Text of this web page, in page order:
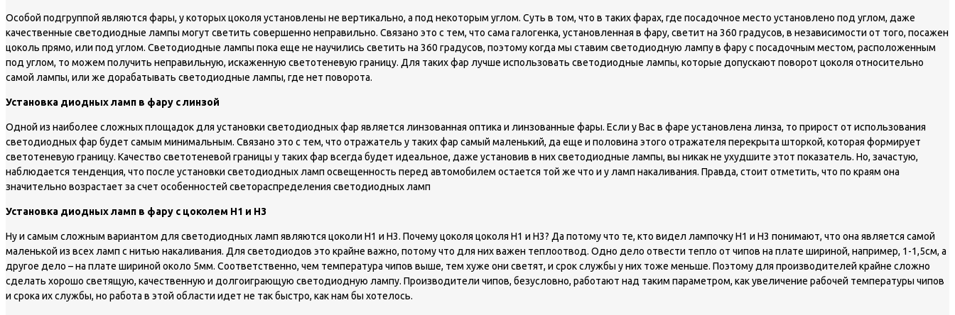
Особой подгруппой являются фары, у которых цоколя установлены не вертикально, а под некоторым углом. Суть в том, что в таких фарах, где посадочное место установлено под углом, даже
качественные светодиодные лампы могут светить совершенно неправильно. Связано это с тем, что сама галогенка, установленная в фару, светит на 360 градусов, в независимости от того, посажен
цоколь прямо, или под углом. Светодиодные лампы пока еще не научились светить на 360 градусов, поэтому когда мы ставим светодиодную лампу в фару с посадочным местом, расположенным
под углом, то можем получить неправильную, искаженную светотеневую границу. Для таких фар лучше использовать светодиодные лампы, которые допускают поворот цоколя относительно
самой лампы, или же дорабатывать светодиодные лампы, где нет поворота.
Установка диодных ламп в фару с линзой
Одной из наиболее сложных площадок для установки светодиодных фар является линзованная оптика и линзованные фары. Если у Вас в фаре установлена линза, то прирост от использования
светодиодных фар будет самым минимальным. Связано это с тем, что отражатель у таких фар самый маленький, да еще и половина этого отражателя перекрыта шторкой, которая формирует
светотеневую границу. Качество светотеневой границы у таких фар всегда будет идеальное, даже установив в них светодиодные лампы, вы никак не ухудшите этот показатель. Но, зачастую,
наблюдается тенденция, что после установки светодиодных ламп освещенность перед автомобилем остается той же что и у ламп накаливания. Правда, стоит отметить, что по краям она
значительно возрастает за счет особенностей светораспределения светодиодных ламп
Установка диодных ламп в фару с цоколем Н1 и Н3
Ну и самым сложным вариантом для светодиодных ламп являются цоколи Н1 и Н3. Почему цоколя цоколя Н1 и Н3? Да потому что те, кто видел лампочку Н1 и Н3 понимают, что она является самой
маленькой из всех ламп с нитью накаливания. Для светодиодов это крайне важно, потому что для них важен теплоотвод. Одно дело отвести тепло от чипов на плате шириной, например, 1-1,5см, а
другое дело – на плате шириной около 5мм. Соответственно, чем температура чипов выше, тем хуже они светят, и срок службы у них тоже меньше. Поэтому для производителей крайне сложно
сделать хорошо светящую, качественную и долгоиграющую светодиодную лампу. Производители чипов, безусловно, работают над таким параметром, как увеличение рабочей температуры чипов
и срока их службы, но работа в этой области идет не так быстро, как нам бы хотелось.